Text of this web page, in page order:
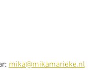
mika@mikamarieke.nl